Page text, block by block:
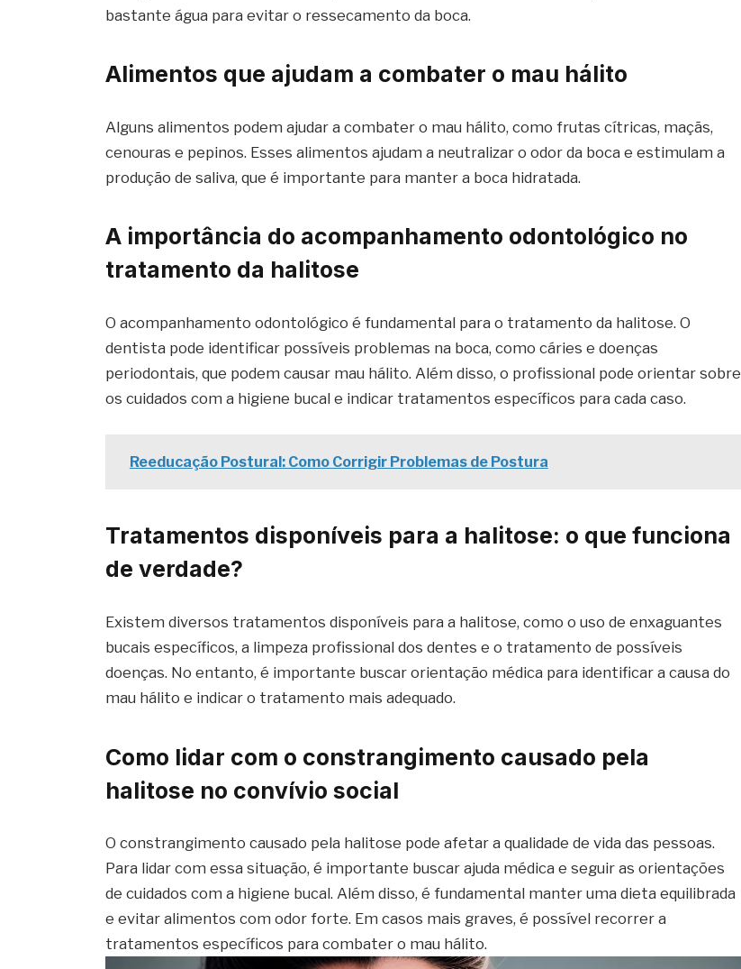
bastante água para evitar o ressecamento da boca.
Alimentos que ajudam a combater o mau hálito
Alguns alimentos podem ajudar a combater o mau hálito, como frutas cítricas, maçãs,
cenouras e pepinos. Esses alimentos ajudam a neutralizar o odor da boca e estimulam a
produção de saliva, que é importante para manter a boca hidratada.
A importância do acompanhamento odontológico no
tratamento da halitose
O acompanhamento odontológico é fundamental para o tratamento da halitose. O
dentista pode identificar possíveis problemas na boca, como cáries e doenças
periodontais, que podem causar mau hálito. Além disso, o profissional pode orientar sobre
os cuidados com a higiene bucal e indicar tratamentos específicos para cada caso.
Reeducação Postural: Como Corrigir Problemas de Postura
Tratamentos disponíveis para a halitose: o que funciona
de verdade?
Existem diversos tratamentos disponíveis para a halitose, como o uso de enxaguantes
bucais específicos, a limpeza profissional dos dentes e o tratamento de possíveis
doenças. No entanto, é importante buscar orientação médica para identificar a causa do
mau hálito e indicar o tratamento mais adequado.
Como lidar com o constrangimento causado pela
halitose no convívio social
O constrangimento causado pela halitose pode afetar a qualidade de vida das pessoas.
Para lidar com essa situação, é importante buscar ajuda médica e seguir as orientações
de cuidados com a higiene bucal. Além disso, é fundamental manter uma dieta equilibrada
e evitar alimentos com odor forte. Em casos mais graves, é possível recorrer a
tratamentos específicos para combater o mau hálito.